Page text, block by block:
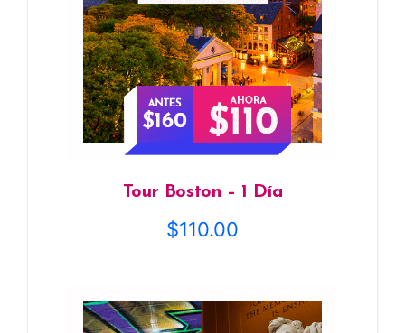
Tour Boston – 1 Día
$110.00